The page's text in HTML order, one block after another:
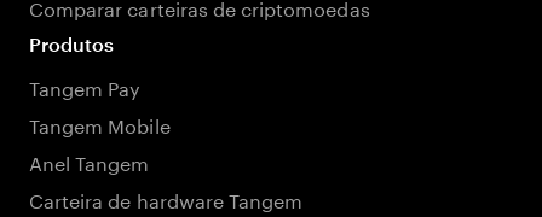
Comparar carteiras de criptomoedas
Produtos
Tangem Pay
Tangem Mobile
Anel Tangem
Carteira de hardware Tangem